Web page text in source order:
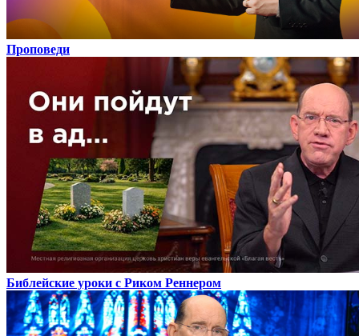
Проповеди
Библейские уроки с Риком Реннером